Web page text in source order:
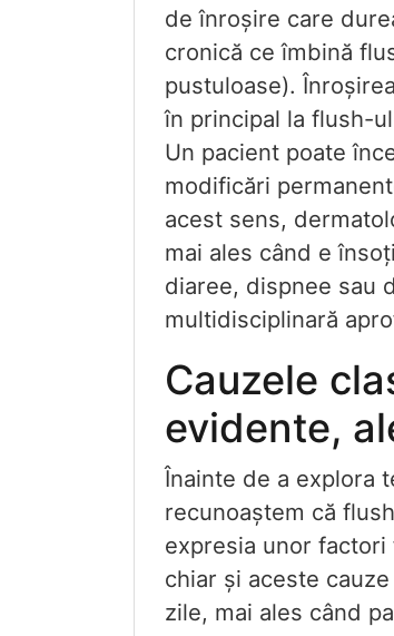
de înroșire care
cronică ce îmbină
pustuloase).
în principal la flush-
Un pacient poate
modificări
acest sens,
mai ales când e
diaree, dispnee sau
multidisciplinară
Cauzele
evidente,
Înainte de a explora
recunoaștem că
expresia unor
chiar și aceste
zile, mai ales când